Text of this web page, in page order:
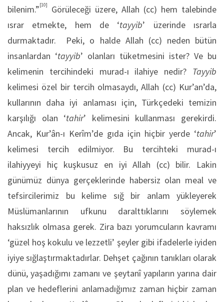
bilenim.”[10]
Görüleceği üzere, Allah (cc) hem talebinde
ısrar etmekte, hem de ‘tayyib’ üzerinde ısrarla
durmaktadır. Peki, o halde Allah (cc) neden bütün
insanlardan ‘tayyib’ olanları tüketmesini ister? Ve bu
kelimenin tercihindeki murad-ı ilahiye nedir? Tayyib
kelimesi özel bir tercih olmasaydı, Allah (cc) Kur’an’da,
kullarının daha iyi anlaması için, Türkçedeki temizin
karşılığı olan ‘tahir’ kelimesini kullanması gerekirdi.
Ancak, Kur’ân-ı Kerîm’de gıda için hiçbir yerde ‘tahir’
kelimesi tercih edilmiyor. Bu tercihteki murad-ı
ilahiyyeyi hiç kuşkusuz en iyi Allah (cc) bilir. Lakin
günümüz dünya gerçeklerinde habersiz olan meal ve
tefsircilerimiz bu kelime sığ bir anlam yükleyerek
Müslümanlarının ufkunu daralttıklarını söylemek
haksızlık olmasa gerek. Zira bazı yorumcuların kavramı
‘güzel hoş kokulu ve lezzetli’ şeyler gibi ifadelerle iyiden
iyiye sığlaştırmaktadırlar. Dehşet çağının tanıkları olarak
dünü, yaşadığımı zamanı ve şeytanî yapıların yarına dair
plan ve hedeflerini anlamadığımız zaman hiçbir zaman